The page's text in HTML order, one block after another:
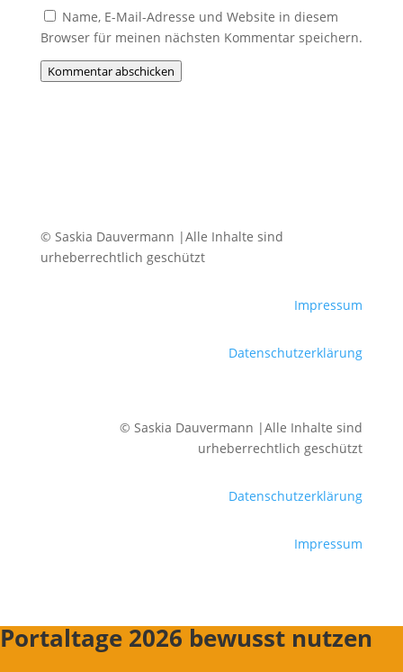
Name, E-Mail-Adresse und Website in diesem
Browser für meinen nächsten Kommentar speichern.
Kommentar abschicken
© Saskia Dauvermann |Alle Inhalte sind
urheberrechtlich geschützt
Impressum
Datenschutzerklärung
© Saskia Dauvermann |Alle Inhalte sind
urheberrechtlich geschützt
Datenschutzerklärung
Impressum
Portaltage 2026 bewusst nutzen